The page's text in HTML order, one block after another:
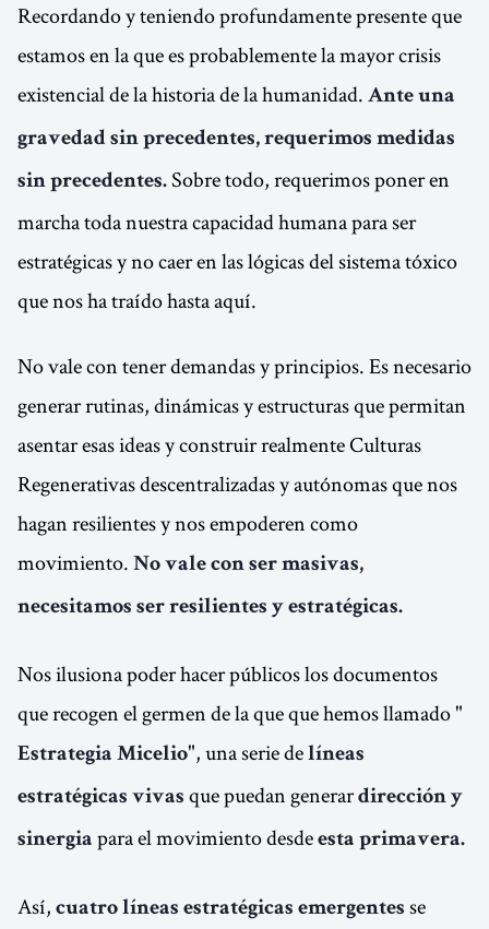
Recordando y teniendo profundamente presente que
estamos en la que es probablemente la mayor crisis
existencial de la historia de la humanidad. Ante una
gravedad sin precedentes, requerimos medidas
sin precedentes. Sobre todo, requerimos poner en
marcha toda nuestra capacidad humana para ser
estratégicas y no caer en las lógicas del sistema tóxico
que nos ha traído hasta aquí.
No vale con tener demandas y principios. Es necesario
generar rutinas, dinámicas y estructuras que permitan
asentar esas ideas y construir realmente Culturas
Regenerativas descentralizadas y autónomas que nos
hagan resilientes y nos empoderen como
movimiento. No vale con ser masivas,
necesitamos ser resilientes y estratégicas.
Nos ilusiona poder hacer públicos los documentos
que recogen el germen de la que que hemos llamado "
Estrategia Micelio", una serie de líneas
estratégicas vivas que puedan generardirección y
sinergia para el movimiento desde esta primavera.
Así, cuatro líneas estratégicas emergentes se